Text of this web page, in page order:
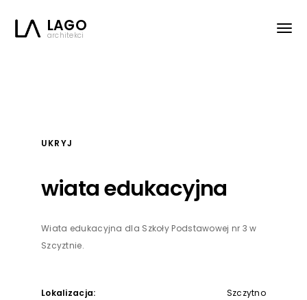
LAGO
architekci
UKRYJ
wiata edukacyjna
Wiata edukacyjna dla Szkoły Podstawowej nr 3 w
Szcyztnie.
Lokalizacja: Szczytno
LAGO